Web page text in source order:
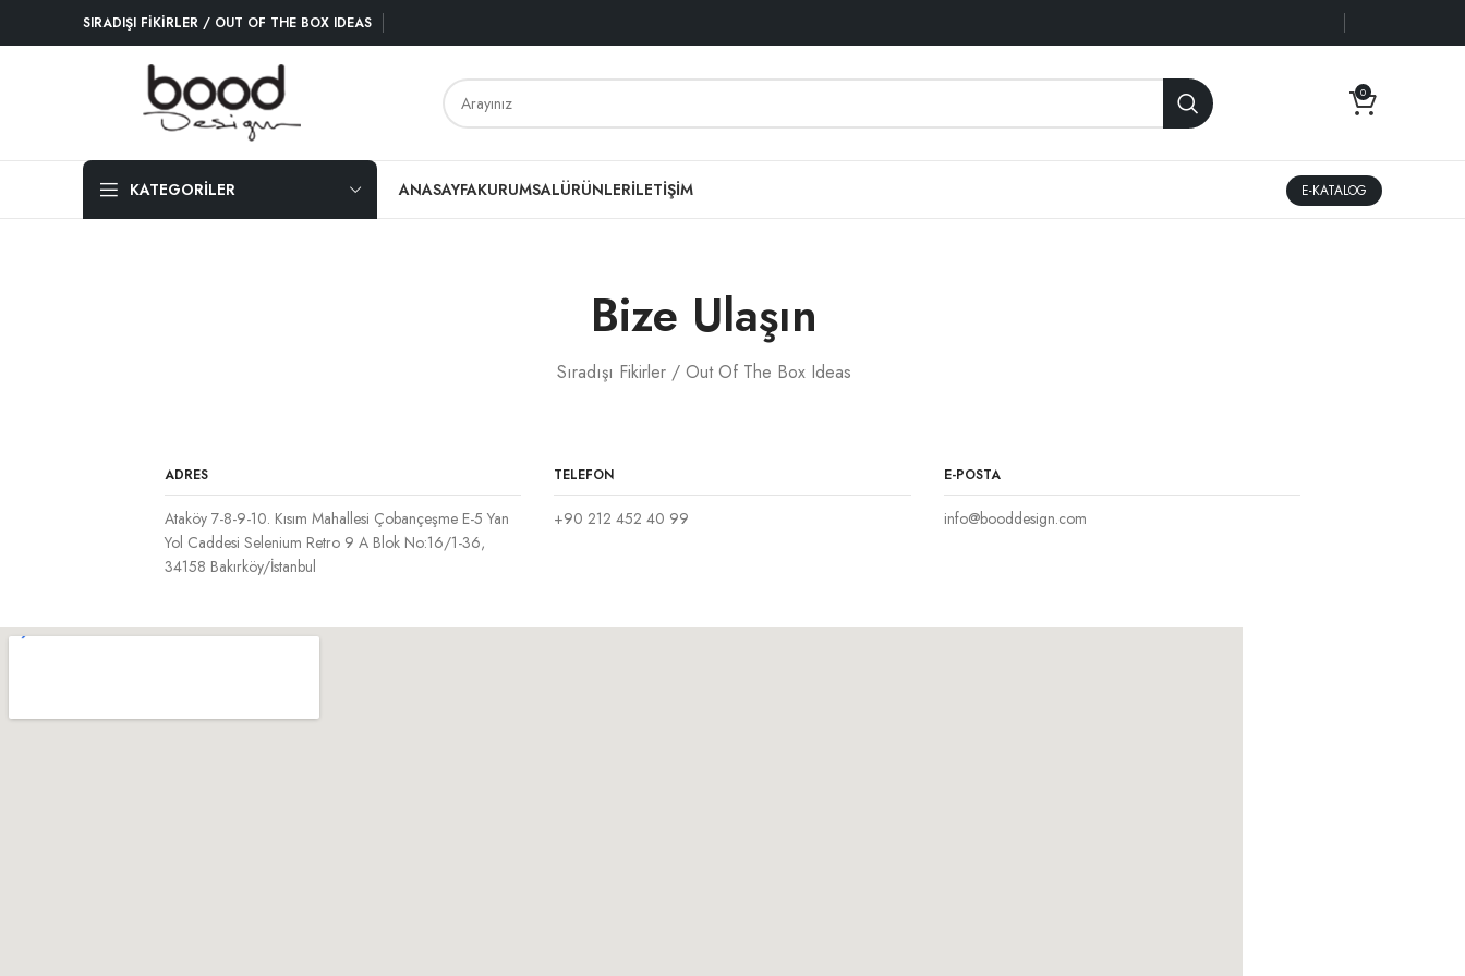
SIRADIŞI FİKİRLER / OUT OF THE BOX IDEAS
0
KATEGORİLER ANASAYFAKURUMSALÜRÜNLERİLETIŞIM E-KATALOG
Bize Ulaşın
Sıradışı Fikirler / Out Of The Box Ideas
ADRES
Ataköy 7-8-9-10. Kısım Mahallesi Çobançeşme E-5 Yan
Yol Caddesi Selenium Retro 9 A Blok No:16/1-36,
34158 Bakırköy/İstanbul
TELEFON
+90 212 452 40 99
E-POSTA
info@booddesign.com